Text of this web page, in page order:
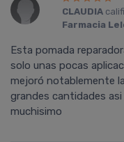
CLAUDIA
Farmacia
Esta pomada
solo unas pocas
mejoró notablemente
grandes cantidades
muchisimo